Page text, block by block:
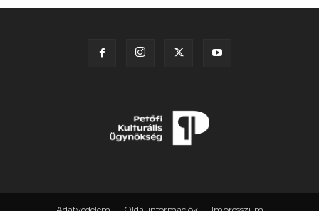
Adatvédelem Oldal információk Impresszum